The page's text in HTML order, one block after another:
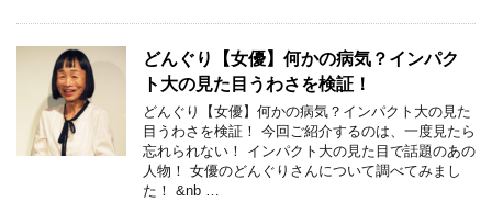
どんぐり【女優】何かの病気？インパク
ト大の見た目うわさを検証！
どんぐり【女優】何かの病気？インパクト大の見た
目うわさを検証！ 今回ご紹介するのは、一度見たら
忘れられない！ インパクト大の見た目で話題のあの
人物！ 女優のどんぐりさんについて調べてみまし
た！ &nb …